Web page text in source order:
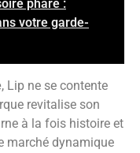
phare :
votre garde-
, Lip ne se contente
revitalise son
à la fois histoire et
marché dynamique